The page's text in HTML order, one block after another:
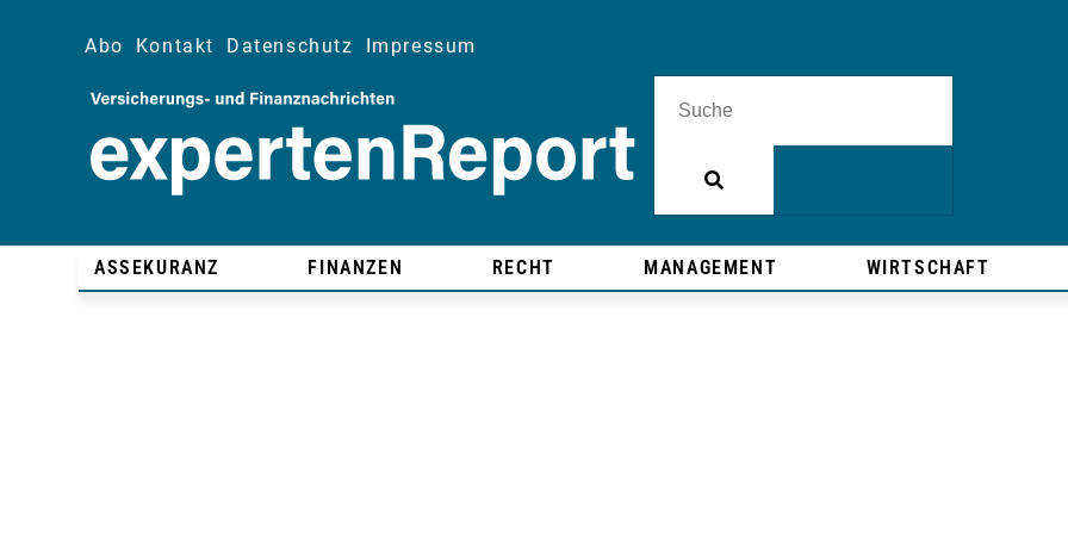
Abo Kontakt Datenschutz Impressum
ASSEKURANZ FINANZEN RECHT MANAGEMENT WIRTSCHAFT